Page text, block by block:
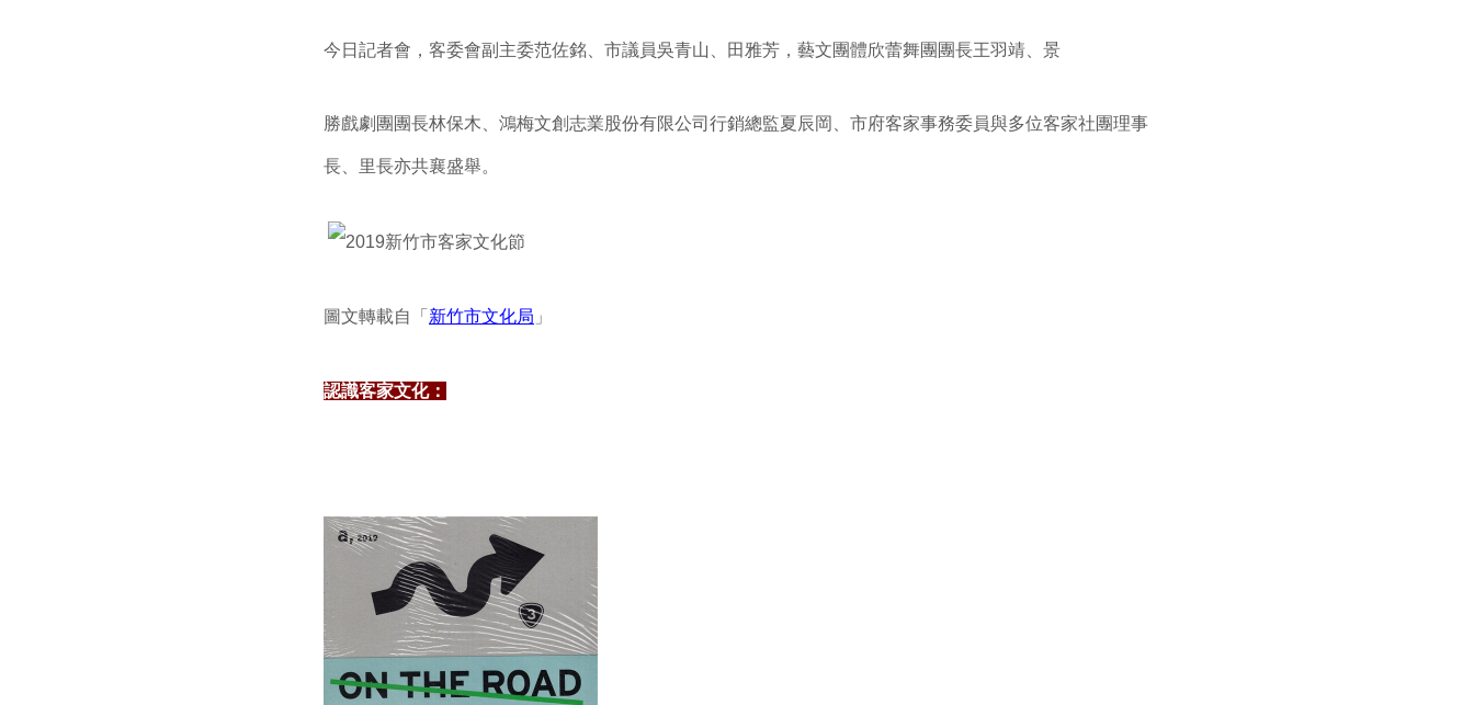
今日記者會，客委會副主委范佐銘、市議員吳青山、田雅芳，藝文團體欣蕾舞團團長王羽靖、景
勝戲劇團團長林保木、鴻梅文創志業股份有限公司行銷總監夏辰岡、市府客家事務委員與多位客家社團理事
長、里長亦共襄盛舉。
圖文轉載自「 新竹市文化局 」
認識客家文化：